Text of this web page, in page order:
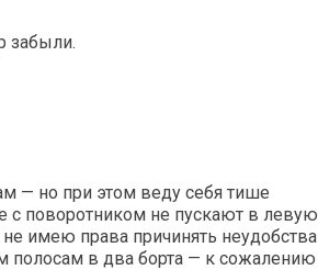
забыли.
— но при этом веду себя тише
поворотником не пускают в левую
имею права причинять неудобства
в два борта — к сожалению